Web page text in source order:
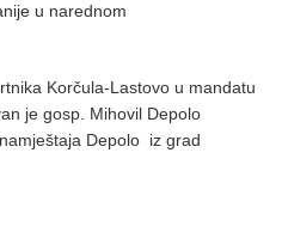
u narednom
Korčula-Lastovo u mandatu
je gosp. Mihovil Depolo
Depolo iz grad